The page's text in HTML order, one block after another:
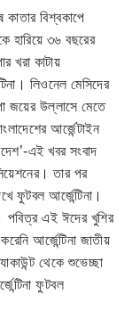
কাতার বিশ্বকাপে
হারিয়ে ৩৬ বছরের
খরা কাটায়
লিওনেল মেসিদের
জয়ের উল্লাসে মেতে
আর্জেন্টাইন
এই খবর সংবাদ
তার পর
ফুটবল আর্জেন্টিনা।
পবিত্র এই ঈদের খুশির
আর্জেন্টিনা জাতীয়
থেকে শুভেচ্ছা
ফুটবল